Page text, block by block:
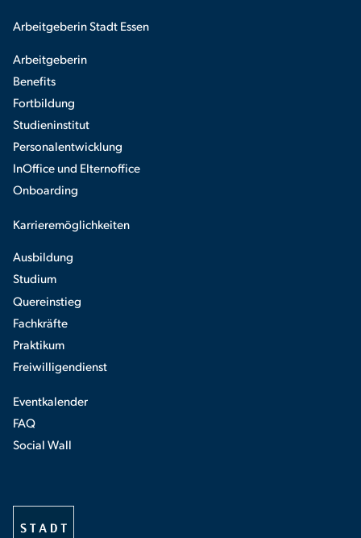
Arbeitgeberin Stadt Essen
Arbeitgeberin
Benefits
Fortbildung
Studieninstitut
Personalentwicklung
InOffice und Elternoffice
Onboarding
Karrieremöglichkeiten
Ausbildung
Studium
Quereinstieg
Fachkräfte
Praktikum
Freiwilligendienst
Eventkalender
FAQ
Social Wall